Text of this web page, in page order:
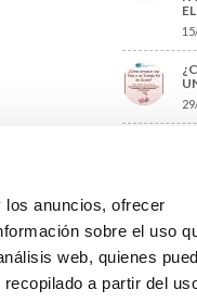
anuncios, ofrecer
sobre el uso
web, quienes
a partir del